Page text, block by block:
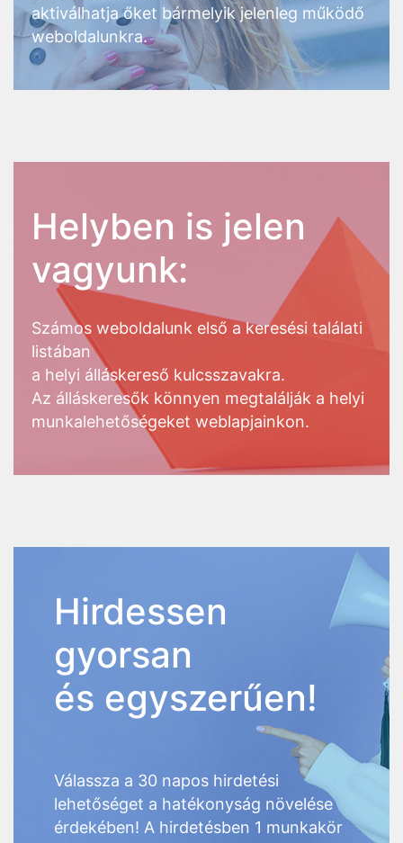
aktiválhatja őket bármelyik jelenleg működő
weboldalunkra.
Helyben is jelen
vagyunk:
Számos weboldalunk első a keresési találati
listában
a helyi álláskereső kulcsszavakra.
Az álláskeresők könnyen megtalálják a helyi
munkalehetőségeket weblapjainkon.
Hirdessen
gyorsan
és egyszerűen!
Válassza a 30 napos hirdetési
lehetőséget a hatékonyság növelése
érdekében! A hirdetésben 1 munkakör